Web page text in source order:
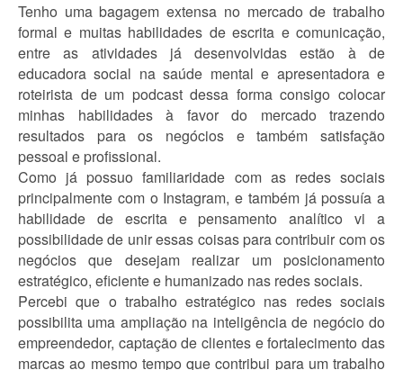
Tenho uma bagagem extensa no mercado de trabalho
formal e muitas habilidades de escrita e comunicação,
entre as atividades já desenvolvidas estão à de
educadora social na saúde mental e apresentadora e
roteirista de um podcast dessa forma consigo colocar
minhas habilidades à favor do mercado trazendo
resultados para os negócios e também satisfação
pessoal e profissional.
Como já possuo familiaridade com as redes sociais
principalmente com o Instagram, e também já possuía a
habilidade de escrita e pensamento analítico vi a
possibilidade de unir essas coisas para contribuir com os
negócios que desejam realizar um posicionamento
estratégico, eficiente e humanizado nas redes sociais.
Percebi que o trabalho estratégico nas redes sociais
possibilita uma ampliação na inteligência de negócio do
empreendedor, captação de clientes e fortalecimento das
marcas ao mesmo tempo que contribui para um trabalho